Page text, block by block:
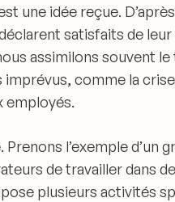
une idée reçue. D’après
satisfaits de
assimilons souvent
comme la
employés.
. Prenons l’exemple d’un
de travailler dans
plusieurs activités